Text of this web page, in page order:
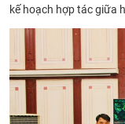
kế hoạch hợp tác giữa